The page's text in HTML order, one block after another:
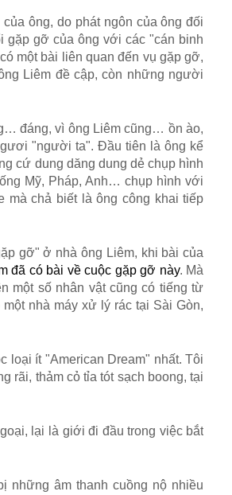
ông, do phát ngôn của ông đối
gặp gỡ của ông với các "cán binh
một bài liên quan đến vụ gặp gỡ,
Liêm đề cập, còn những người
đáng, vì ông Liêm cũng… ồn ào,
"người ta". Đầu tiên là ông kể
cứ dung dăng dung dẻ chụp hình
Mỹ, Pháp, Anh… chụp hình với
mà chả biết là ông công khai tiếp
gỡ" ở nhà ông Liêm, khi bài của
đã có bài về cuộc gặp gỡ này. Mà
một số nhân vật cũng có tiếng từ
nhà máy xử lý rác tại Sài Gòn,
loại ít "American Dream" nhất. Tôi
rãi, thảm cỏ tỉa tót sạch boong, tại
lại là giới đi đầu trong việc bắt
những âm thanh cuồng nộ nhiều